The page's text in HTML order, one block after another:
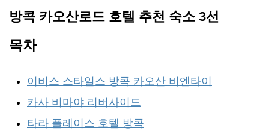
방콕 카오산로드 호텔 추천 숙소 3선
목차
이비스 스타일스 방콕 카오산 비엔타이
카사 비마야 리버사이드
타라 플레이스 호텔 방콕